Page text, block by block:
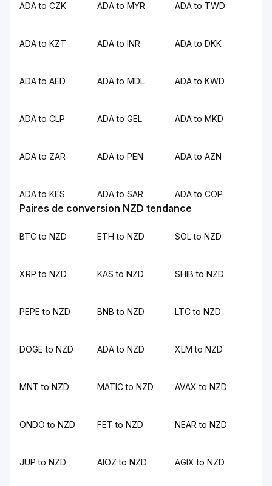
ADA to CZK ADA to MYR ADA to TWD
ADA to KZT ADA to INR ADA to DKK
ADA to AED ADA to MDL ADA to KWD
ADA to CLP ADA to GEL ADA to MKD
ADA to ZAR ADA to PEN ADA to AZN
ADA to KES ADA to SAR ADA to COP
Paires de conversion NZD tendance
BTC to NZD ETH to NZD SOL to NZD
XRP to NZD KAS to NZD SHIB to NZD
PEPE to NZD BNB to NZD LTC to NZD
DOGE to NZD ADA to NZD XLM to NZD
MNT to NZD MATIC to NZD AVAX to NZD
ONDO to NZD FET to NZD NEAR to NZD
JUP to NZD AIOZ to NZD AGIX to NZD